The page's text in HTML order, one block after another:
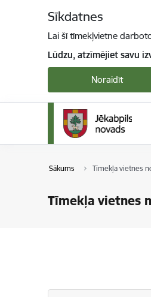
Sīkdatnes
Lai šī tīmekļvietne
Lūdzu, atzīmējiet savu
Noraidīt
Sākums Tīmekļa vietnes
Tīmekļa vietnes